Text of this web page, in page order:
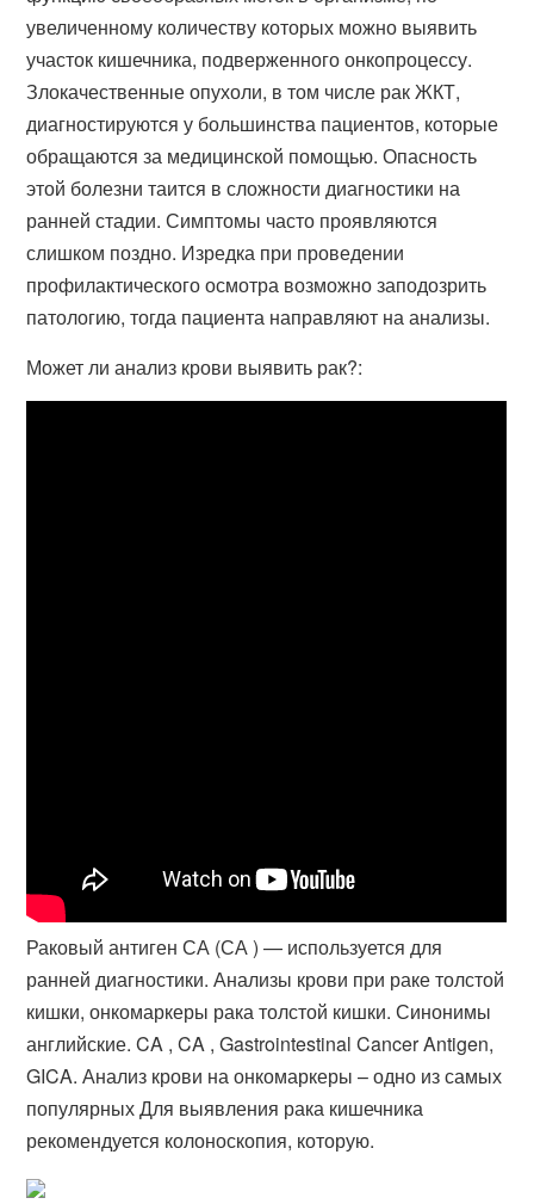
увеличенному количеству которых можно выявить
участок кишечника, подверженного онкопроцессу.
Злокачественные опухоли, в том числе рак ЖКТ,
диагностируются у большинства пациентов, которые
обращаются за медицинской помощью. Опасность
этой болезни таится в сложности диагностики на
ранней стадии. Симптомы часто проявляются
слишком поздно. Изредка при проведении
профилактического осмотра возможно заподозрить
патологию, тогда пациента направляют на анализы.
Может ли анализ крови выявить рак?:
Раковый антиген СА (СА ) — используется для
ранней диагностики. Анализы крови при раке толстой
кишки, онкомаркеры рака толстой кишки. Синонимы
английские. CA , CA , Gastrointestinal Cancer Antigen,
GICA​. Анализ крови на онкомаркеры – одно из самых
популярных Для выявления рака кишечника
рекомендуется колоноскопия, которую.